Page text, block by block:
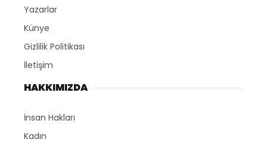
Yazarlar
Künye
Gizlilik Politikası
İletişim
HAKKIMIZDA
İnsan Hakları
Kadın